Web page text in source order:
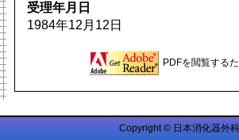
受理年月日
1984年12月12日
PDFを閲覧する
Copyright © 日本消化器外